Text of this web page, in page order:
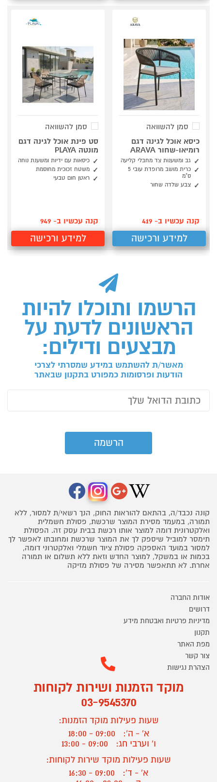
סמן להשוואה
כיסא אוכל לגינה דגם
רומיאו-שחור ARAVA
גב ומשענות צד מחבלי קליעה
כרית מושב מרופדת עובי 5
ס"מ
צבע שלדה שחור
קנה עכשיו ב- 419
למידע ורכישה
סמן להשוואה
סט פינת אוכל לגינה דגם
מונטה PLAYA
כיסאות עם ידיות ומשענת נוחה
משטח זכוכית מחוסמת
ראטן חום טבעי
קנה עכשיו ב- 949
למידע ורכישה
הרשמו ותוכלו להיות
הראשונים לדעת על
מבצעים ודילים:
מאשר/ת להשתמש במידע שמסרתי לצרכי
הודעות ופרסומות כמפורט בתקנון שבאתר
קונה נכבד/ה, בהתאם להוראות החוק, הנך רשאי/ת למסור, ללא
תמורה, במעמד מסירת המוצר שרכשת, פסולת חשמלית
ואלקטרונית דומה למוצר אותו רכשת בבית עסק זה. הפסולת
תימסר למוביל שיספק לך את המוצר שרכשת ומחובתו לאפשר לך
למסור במועד האספקה פסולת ציוד חשמלי ואלקטרוני דומה,
בכמות או במשקל, למוצר החדש וזאת ללא תשלום או תמורה
אחרת. לא תתאפשר מסירה של פסולת מזיקה
אודות החברה
דרושים
מדיניות פרטיות ואבטחת מידע
תקנון
מפת האתר
צור קשר
הצהרת נגישות
מוקד הזמנות ושירות לקוחות
03-9545370
שעות פעילות מוקד הזמנות:
א' - ה':
09:00 - 18:00
ו' וערבי חג:
09:00 - 13:00
שעות פעילות מוקד שירות לקוחות:
א' - ד':
09:00 - 16:30